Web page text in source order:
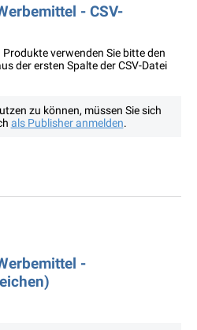
- CSV-
verwenden Sie bitte den
der ersten Spalte der CSV-Datei
zu können, müssen Sie sich
als Publisher anmelden.
-